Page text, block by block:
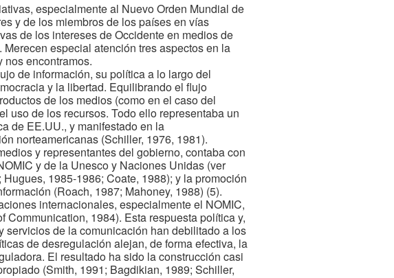
especialmente al Nuevo Orden Mundial de
y de los miembros de los países en vías
de los intereses de Occidente en medios de
especial atención tres aspectos en la
nos encontramos.
de información, su política a lo largo del
y la libertad. Equilibrando el flujo
de los medios (como en el caso del
uso de los recursos. Todo ello representaba un
de EE.UU., y manifestado en la
norteamericanas (Schiller, 1976, 1981).
y representantes del gobierno, contaba con
y de la Unesco y Naciones Unidas (ver
1985-1986; Coate, 1988); y la promoción
(Roach, 1987; Mahoney, 1988) (5).
internacionales, especialmente el NOMIC,
1984). Esta respuesta política y,
de la comunicación han debilitado a los
de desregulación alejan, de forma efectiva, la
El resultado ha sido la construcción casi
(Smith, 1991; Bagdikian, 1989; Schiller,